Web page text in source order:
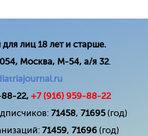
лиц 18 лет и старше.
Москва, М-54, а/я 32.
22, +7 (916) 959-88-22
71458, 71695(год)
71459, 71696 (год)